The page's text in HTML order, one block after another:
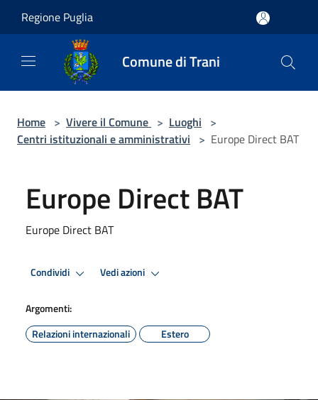
Regione Puglia
Comune di Trani
Home > Vivere il Comune > Luoghi >
Centri istituzionali e amministrativi > Europe Direct BAT
Europe Direct BAT
Europe Direct BAT
Condividi Vedi azioni
Argomenti:
Relazioni internazionali
Estero